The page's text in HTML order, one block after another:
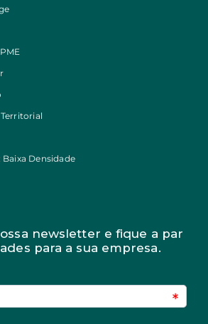
Densidade
newsletter e fique a par
para a sua empresa.